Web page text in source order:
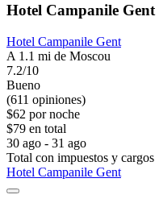
Hotel Campanile Gent
Hotel Campanile Gent
A 1.1 mi de Moscou
7.2/10
Bueno
(611 opiniones)
$62 por noche
$79 en total
30 ago - 31 ago
Total con impuestos y cargos
Hotel Campanile Gent